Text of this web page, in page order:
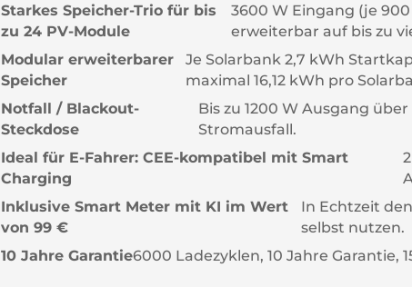
Starkes Speicher-Trio für bis
zu 24 PV-Module
3600 W Eingang (je
erweiterbar auf bis zu
Modular erweiterbarer
Speicher
Je Solarbank 2,7 kWh
maximal 16,12 kWh pro
Notfall / Blackout-
Steckdose
Bis zu 1200 W Ausgang
Stromausfall.
Ideal für E-Fahrer: CEE-kompatibel mit Smart
Charging
Inklusive Smart Meter mit KI im Wert
von 99 €
In Echtzeit
selbst nutzen.
10 Jahre Garantie6000 Ladezyklen, 10 Jahre Garantie,